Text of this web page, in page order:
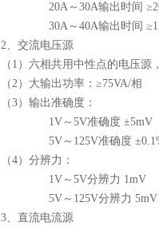
20A～30A输出时间
30A～40A输出时间
2、交流电压源
（1）六相共用中性点的电压源
（2）大输出功率：≥75VA/相
（3）输出准确度：
1V～5V准确度 ±5mV
5V～125V准确度
（4）分辨力：
1V～5V分辨力 1mV
5V～125V分辨力 5mV
3、直流电流源